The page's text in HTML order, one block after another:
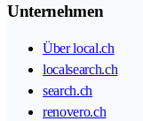
Unternehmen
Über local.ch
localsearch.ch
search.ch
renovero.ch